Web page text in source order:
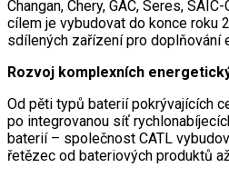
Changan, Chery, GAC, Seres,
cílem je vybudovat do konce roku
sdílených zařízení pro doplňování
Rozvoj komplexních
Od pěti typů baterií pokrývajících
po integrovanou síť
baterií – společnost CATL
řetězec od bateriových produktů